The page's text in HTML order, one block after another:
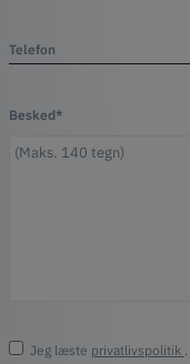
Telefon
Besked*
Jeg læste privatlivspolitik